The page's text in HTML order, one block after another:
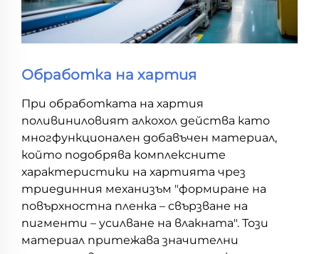
Обработка на хартия
При обработката на хартия
поливиниловият алкохол действа като
многфункционален добавъчен материал,
който подобрява комплексните
характеристики на хартията чрез
триединния механизъм "формиране на
повърхностна пленка – свързване на
пигменти – усилване на влакната". Този
материал притежава значителни